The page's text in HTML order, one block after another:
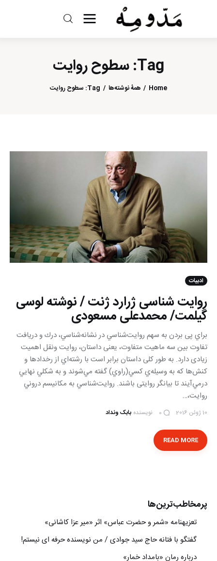
Tag: سطوح روایت
Home همهٔ نوشته‌ها Tag: سطوح روایت
مد و مه
ادبیات
سینما
ادبیات
روایت شناسی ژرارد ژنت / نوشته لوسی
گیلمت/ محمدعلی مسعودی
براي پی بردن به سهم روايت‌شناسي در نشانه‌شناسي، درك و دريافت
تفاوت بين سه ماهيت متفاوت، یعنی داستان، روايت ونقل اهمیت
زیادی دارد. به طور کلی داستان برابر است با رشته‌اي از رخدادها و
كنش‌ها كه به وسيله‌ي كسي(راوي) گفته‌ مي‌شوند و به شكلي نهايي
درمي‌آيند تا بیانگر روایتی باشند. روايت‌شناسي به مكانيسم دروني
روايت،…
10 ژوئن 2016 0 نویسنده بابک ونداد
READ MORE
پرمخاطب‌ترین‌ها
تعزیه‎نامه‏ «شمر و حضرت عباس» اثر «میر عزا کاشانی»
گفتگو با فتانه حاج سید جوادی / من نویسنده حرفه ای نیستم!
درباره رمان «بامداد خمار»